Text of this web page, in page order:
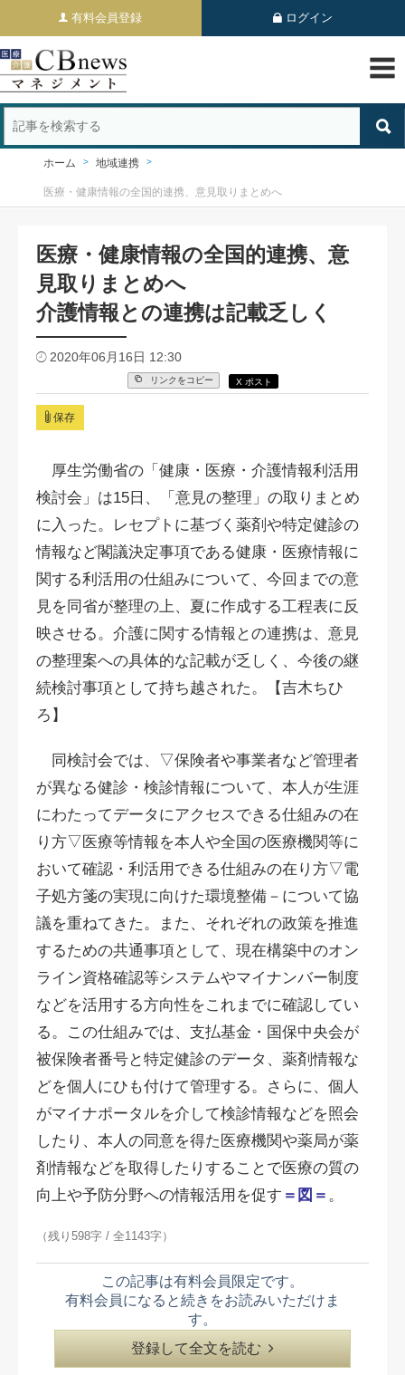
有料会員登録 ログイン
ホーム 地域連携
医療・健康情報の全国的連携、意見取りまとめへ
医療・健康情報の全国的連携、意
見取りまとめへ
介護情報との連携は記載乏しく
2020年06月16日 12:30
リンクをコピー X ポスト
保存
厚生労働省の「健康・医療・介護情報利活用
検討会」は15日、「意見の整理」の取りまとめ
に入った。レセプトに基づく薬剤や特定健診の
情報など閣議決定事項である健康・医療情報に
関する利活用の仕組みについて、今回までの意
見を同省が整理の上、夏に作成する工程表に反
映させる。介護に関する情報との連携は、意見
の整理案への具体的な記載が乏しく、今後の継
続検討事項として持ち越された。【吉木ちひ
ろ】
同検討会では、▽保険者や事業者など管理者
が異なる健診・検診情報について、本人が生涯
にわたってデータにアクセスできる仕組みの在
り方▽医療等情報を本人や全国の医療機関等に
おいて確認・利活用できる仕組みの在り方▽電
子処方箋の実現に向けた環境整備－について協
議を重ねてきた。また、それぞれの政策を推進
するための共通事項として、現在構築中のオン
ライン資格確認等システムやマイナンバー制度
などを活用する方向性をこれまでに確認してい
る。この仕組みでは、支払基金・国保中央会が
被保険者番号と特定健診のデータ、薬剤情報な
どを個人にひも付けて管理する。さらに、個人
がマイナポータルを介して検診情報などを照会
したり、本人の同意を得た医療機関や薬局が薬
剤情報などを取得したりすることで医療の質の
向上や予防分野への情報活用を促す ＝図＝ 。
（残り598字 / 全1143字）
この記事は有料会員限定です。
有料会員になると続きをお読みいただけま
す。
登録して全文を読む